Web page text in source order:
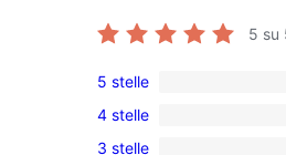
5 su
7
recensioni
5 stelle
0
4 stelle
3 stelle